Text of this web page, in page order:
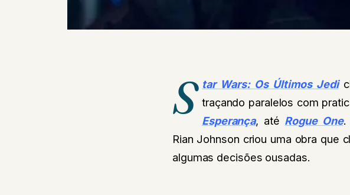
S tar Wars: Os Últimos Jedi
traçando paralelos com
Esperança, até Rogue One.
Rian Johnson criou uma obra que
algumas decisões ousadas.